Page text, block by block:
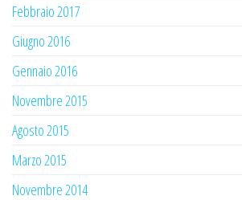
Febbraio 2017
Giugno 2016
Gennaio 2016
Novembre 2015
Agosto 2015
Marzo 2015
Novembre 2014